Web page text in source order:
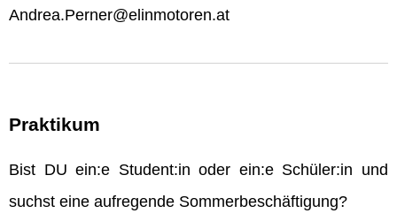
Andrea.Perner@elinmotoren.at
Praktikum
Bist DU ein:e Student:in oder ein:e Schüler:in und
suchst eine aufregende Sommerbeschäftigung?